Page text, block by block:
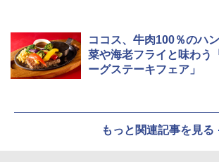
ココス、牛肉100％のハ
菜や海老フライと味わう
ーグステーキフェア」
もっと関連記事を見る